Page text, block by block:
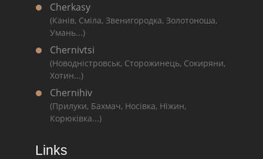
Cherkasy
(Канів, Сміла, Звенигородка, Золотоноша,
Умань...)
Chernivtsi
(Новодністровськ, Сторожинець, Сокиряни,
Хотин...)
Chernihiv
(Прилуки, Бахмач, Носівка, Ніжин,
Корюківка...)
Links